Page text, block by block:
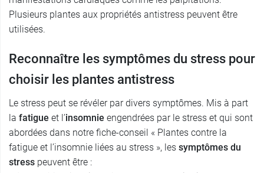
Plusieurs plantes aux propriétés antistress peuvent être
utilisées.
Reconnaître les symptômes du stress pour
choisir les plantes antistress
Le stress peut se révéler par divers symptômes. Mis à part
la fatigue et l’insomnie engendrées par le stress et qui sont
abordées dans notre fiche-conseil « Plantes contre la
fatigue et l’insomnie liées au stress », les symptômes du
stress peuvent être :